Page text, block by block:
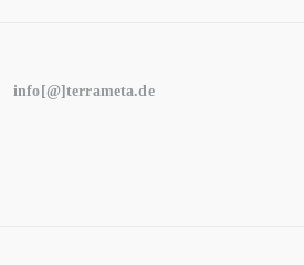
info[@]terrameta.de